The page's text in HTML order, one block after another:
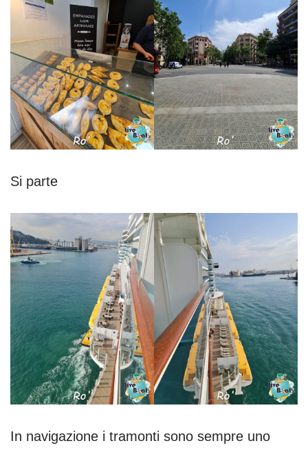
Si parte
In navigazione i tramonti sono sempre uno